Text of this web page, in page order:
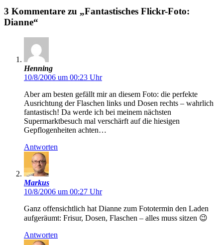
3 Kommentare zu „Fantastisches Flickr-Foto:
Dianne“
Henning
10/8/2006 um 00:23 Uhr
Aber am besten gefällt mir an diesem Foto: die perfekte
Ausrichtung der Flaschen links und Dosen rechts – wahrlich
fantastisch! Da werde ich bei meinem nächsten
Supermarktbesuch mal verschärft auf die hiesigen
Gepflogenheiten achten…
Antworten
Markus
10/8/2006 um 00:27 Uhr
Ganz offensichtlich hat Dianne zum Fototermin den Laden
aufgeräumt: Frisur, Dosen, Flaschen – alles muss sitzen 😉
Antworten